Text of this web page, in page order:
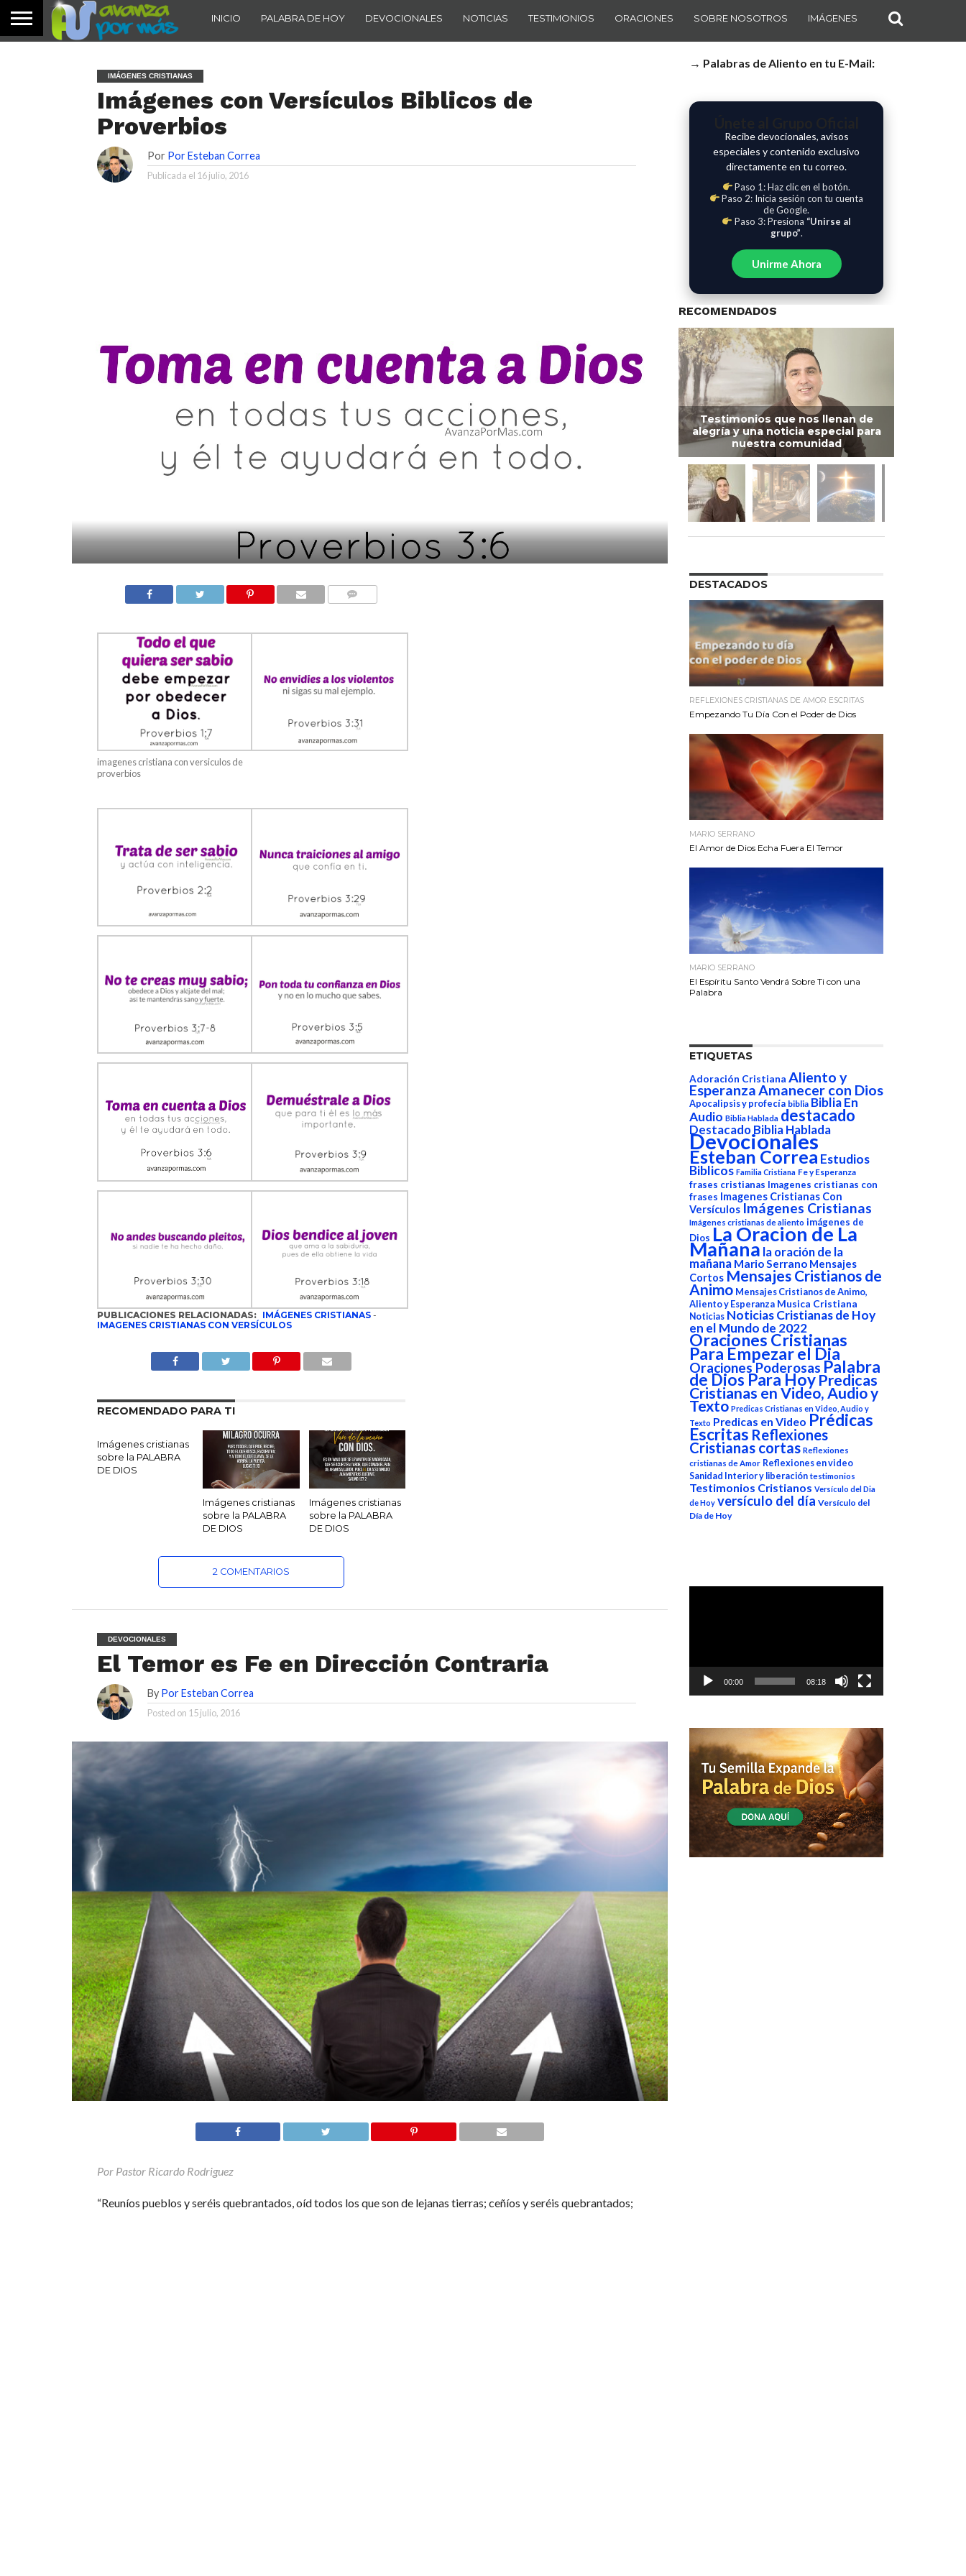
INICIO PALABRA DE HOY DEVOCIONALES NOTICIAS TESTIMONIOS ORACIONES SOBRE NOSOTROS IMÁGENES
IMÁGENES CRISTIANAS
Imágenes con Versículos Biblicos de
Proverbios
Por Por Esteban Correa
Publicada el 16 julio, 2016
imagenes cristiana con versiculos de
proverbios
PUBLICACIONES RELACIONADAS: IMÁGENES CRISTIANAS-
IMAGENES CRISTIANAS CON VERSÍCULOS
RECOMENDADO PARA TI
Imágenes cristianas
sobre la PALABRA
DE DIOS
Imágenes cristianas
sobre la PALABRA
DE DIOS
Imágenes cristianas
sobre la PALABRA
DE DIOS
2 COMENTARIOS
DEVOCIONALES
El Temor es Fe en Dirección Contraria
By Por Esteban Correa
Posted on 15 julio, 2016
Por Pastor Ricardo Rodriguez
“Reuníos pueblos y seréis quebrantados, oíd todos los que son de lejanas tierras; ceñíos y seréis quebrantados;
→ Palabras de Aliento en tu E-Mail:
Recibe devocionales, avisos
especiales y contenido exclusivo
directamente en tu correo.
Paso 1: Haz clic en el botón.
Paso 2: Inicia sesión con tu cuenta
de Google.
Paso 3: Presiona “Unirse al
grupo”.
Unirme Ahora
RECOMENDADOS
Testimonios que nos llenan de
alegría y una noticia especial para
nuestra comunidad
DESTACADOS
REFLEXIONES CRISTIANAS DE AMOR ESCRITAS
Empezando Tu Día Con el Poder de Dios
MARIO SERRANO
El Amor de Dios Echa Fuera El Temor
MARIO SERRANO
El Espíritu Santo Vendrá Sobre Ti con una
Palabra
ETIQUETAS
Adoración Cristiana Aliento y
EsperanzaAmanecer con Dios
Apocalipsis y profecía biblia Biblia En
Audio Biblia Hablada destacado
Destacado Biblia Hablada
Devocionales
Esteban Correa Estudios
Biblicos Familia Cristiana Fe y Esperanza
frases cristianas Imagenes cristianas con
frases Imagenes Cristianas Con
Versículos Imágenes Cristianas
Imágenes cristianas de aliento imágenes de
Dios La Oracion de La
Mañana la oración de la
mañana Mario Serrano Mensajes
Cortos Mensajes Cristianos de
Animo Mensajes Cristianos de Animo,
Aliento y Esperanza Musica Cristiana
Noticias Noticias Cristianas de Hoy
en el Mundo de 2022
Oraciones Cristianas
Para Empezar el Dia
Oraciones Poderosas Palabra
de Dios Para HoyPredicas
Cristianas en Video, Audio y
Texto Predicas Cristianas en Video, Audio y
Texto Predicas en Video Prédicas
Escritas Reflexiones
Cristianas cortas Reflexiones
cristianas de Amor Reflexiones en video
Sanidad Interior y liberación testimonios
Testimonios Cristianos Versículo del Dia
de Hoy versículo del día Versículo del
Día de Hoy
Reproductor
00:00 08:18